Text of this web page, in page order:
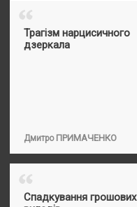
“
Трагізм нарцисичного
дзеркала
Дмитро ПРИМАЧЕНКО
“
Спадкування грошових